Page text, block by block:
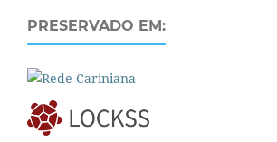
PRESERVADO EM: